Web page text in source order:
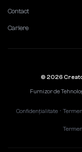
Contact
Cariere
© 2026
Furnizor de
Confidențialitate •